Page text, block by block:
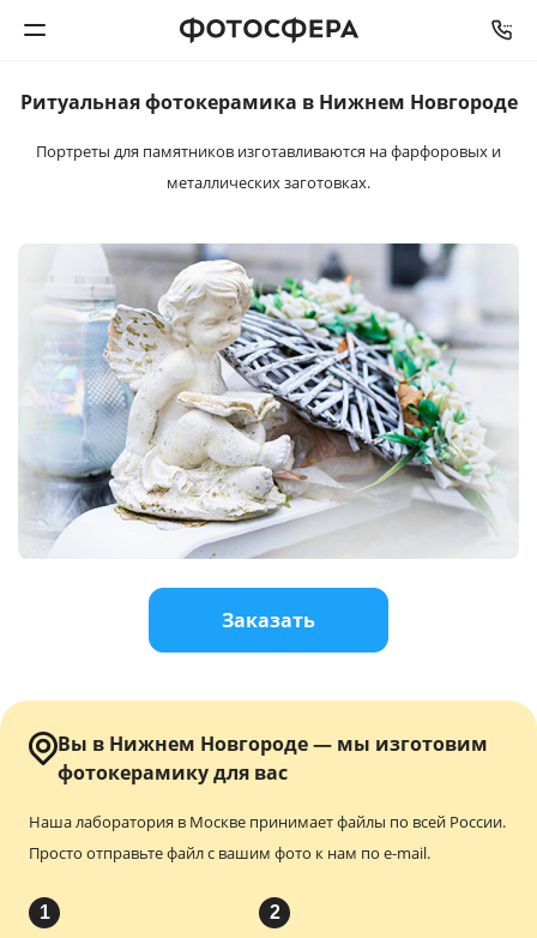
Печать фото
Календари
Интерьерная печать
Фотоподарки
Багетная мастерская
Полиграфия
Услуги и сервис
Ритуальнаяфотокерамика в Нижнем Новгороде
Портреты для памятников изготавливаются на фарфоровых и
металлических заготовках.
Заказать
Вы в Нижнем Новгороде — мы изготовим
фотокерамику для вас
Наша лаборатория в Москве принимает файлы по всей России.
Просто отправьте файл с вашим фото к нам по e-mail.
1 2